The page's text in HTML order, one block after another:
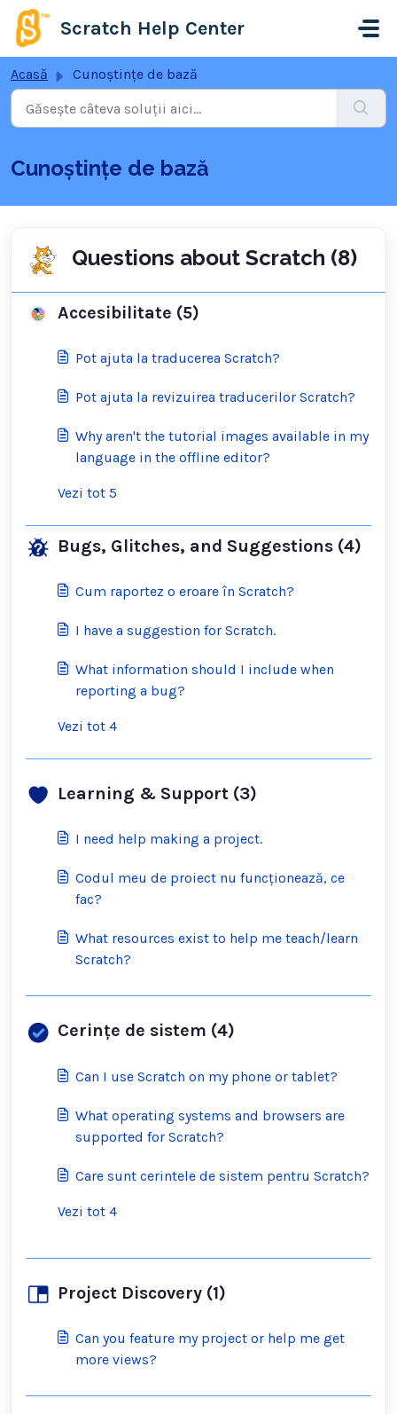
Sari la conținutul principal
Scratch Help Center
Acasă Cunoștințe de bază
Cunoștințe de bază
Questions about Scratch (8)
Accesibilitate (5)
Pot ajuta la traducerea Scratch?
Pot ajuta la revizuirea traducerilor Scratch?
Why aren't the tutorial images available in my
language in the offline editor?
Vezi tot 5
Bugs, Glitches, and Suggestions (4)
Cum raportez o eroare în Scratch?
I have a suggestion for Scratch.
What information should I include when
reporting a bug?
Vezi tot 4
Learning & Support (3)
I need help making a project.
Codul meu de proiect nu funcționează, ce
fac?
What resources exist to help me teach/learn
Scratch?
Cerințe de sistem (4)
Can I use Scratch on my phone or tablet?
What operating systems and browsers are
supported for Scratch?
Care sunt cerintele de sistem pentru Scratch?
Vezi tot 4
Project Discovery (1)
Can you feature my project or help me get
more views?